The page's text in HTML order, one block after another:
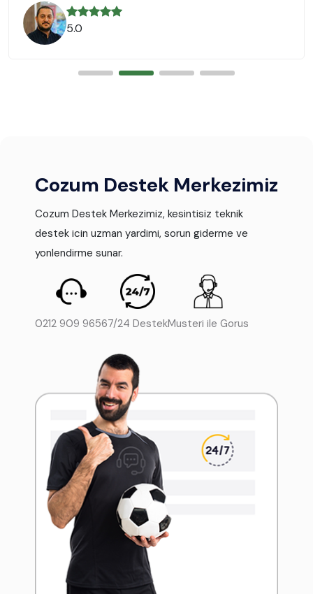
Cozum Destek Merkezimiz
Cozum Destek Merkezimiz, kesintisiz teknik
destek icin uzman yardimi, sorun giderme ve
yonlendirme sunar.
0212 909 96567/24 DestekMusteri ile Gorus